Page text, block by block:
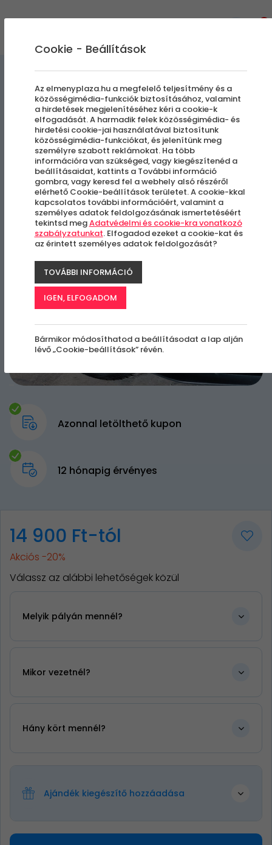
Izomautó Vezetés
Ford Mustang GT 500
Lóerős Izomautó Vezetés
Több Helyszín
-20%
Azonnal letölthető kupon
12 hónapig érvényes
14 900 Ft-tól
Akciós -20%
Válassz az alábbi lehetőségek közül
Melyik pályán mennél?
Mikor vezetnél?
Hány kört mennél?
Ajándék kiegészítő hozzáadása
Cookie - Beállítások
Az elmenyplaza.hu a megfelelő teljesítmény és a
közösségimédia-funkciók biztosításához, valamint
a hirdetések megjelenítéséhez kéri a cookie-k
elfogadását. A harmadik felek közösségimédia- és
hirdetési cookie-jai használatával biztosítunk
közösségimédia-funkciókat, és jelenítünk meg
személyre szabott reklámokat. Ha több
információra van szükséged, vagy kiegészítenéd a
beállításaidat, kattints a További információ
gombra, vagy keresd fel a webhely alsó részéről
elérhető Cookie-beállítások területet. A cookie-kkal
kapcsolatos további információért, valamint a
személyes adatok feldolgozásának ismertetéséért
tekintsd megAdatvédelmi és cookie-kra vonatkozó
szabályzatunkat. Elfogadod ezeket a cookie-kat és
az érintett személyes adatok feldolgozását?
TOVÁBBI INFORMÁCIÓ
IGEN, ELFOGADOM
Bármikor módosíthatod a beállításodat a lap alján
lévő „Cookie-beállítások” révén.